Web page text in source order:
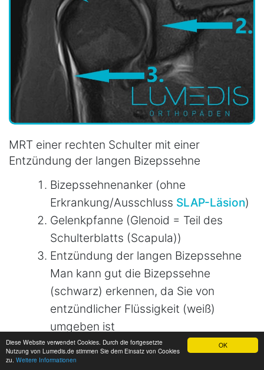
OK
Diese Website verwendet Cookies. Durch die fortgesetzte
Nutzung von Lumedis.de stimmen Sie dem Einsatz von Cookies
zu. Weitere Informationen
MRT einer rechten Schulter mit einer
Entzündung der langen Bizepssehne
Bizepssehnenanker (ohne
Erkrankung/Ausschluss SLAP-Läsion)
Gelenkpfanne (Glenoid = Teil des
Schulterblatts (Scapula))
Entzündung der langen Bizepssehne
Man kann gut die Bizepssehne
(schwarz) erkennen, da Sie von
entzündlicher Flüssigkeit (weiß)
umgeben ist
Oberarmkopf (Humeruskopf)